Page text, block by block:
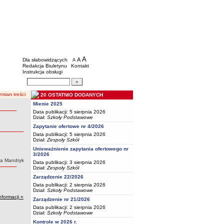
BIP - Oświata Częstochowa
Menu dodatkowe
Dla słabowidzących A pomniejsz czcionkę
A standardowy rozmiar czcionki
A
Redakcja Biuletynu
Kontakt
Instrukcja obsługi
Wyszukiwarka artykułów
treści
Mandryk
»
20 OSTATNIO DODANYCH
Mienie 2025
Data publikacji: 5 sierpnia 2026
Dział: Szkoły Podstawowe
Zapytanie ofertowe nr 4/2026
Data publikacji: 5 sierpnia 2026
Dział: Zespoły Szkół
Unieważnienie zapytania ofertowego nr
3/2026
Data publikacji: 3 sierpnia 2026
Dział: Zespoły Szkół
Zarządzenie 22/2026
Data publikacji: 2 sierpnia 2026
Dział: Szkoły Podstawowe
Zarządzenie nr 21/2026
Data publikacji: 2 sierpnia 2026
Dział: Szkoły Podstawowe
Kontrole w 2026 r.